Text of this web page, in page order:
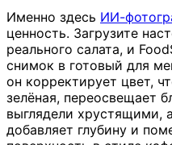
Именно здесь ИИ-
ценность. Загрузите
реального салата, и
снимок в готовый для
он корректирует цвет,
зелёная, переосвещает
выглядели хрустящими,
добавляет глубину и